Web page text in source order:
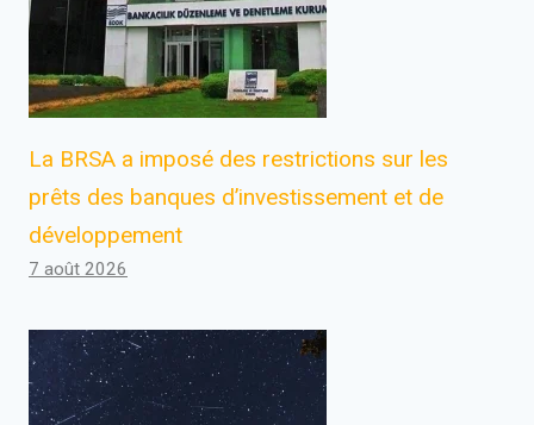
La BRSA a imposé des restrictions sur les
prêts des banques d’investissement et de
développement
7 août 2026